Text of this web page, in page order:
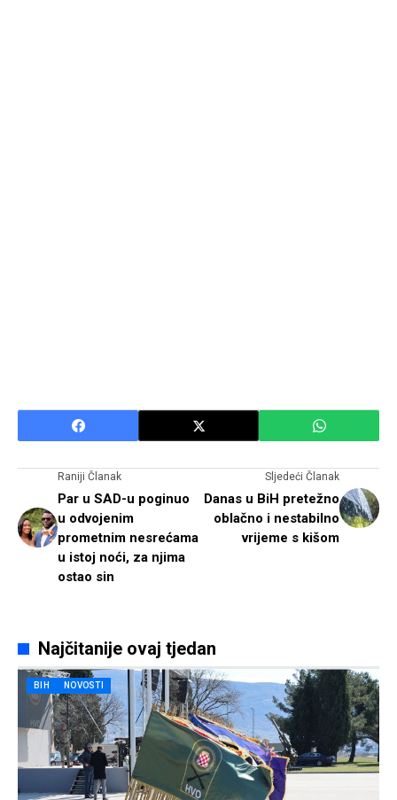
Raniji Članak
Par u SAD-u poginuo
u odvojenim
prometnim nesrećama
u istoj noći, za njima
ostao sin
Sljedeći Članak
Danas u BiH pretežno
oblačno i nestabilno
vrijeme s kišom
Najčitanije ovaj tjedan
BIH NOVOSTI